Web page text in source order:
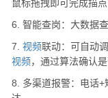
鼠标拖拽即可完成描点
6. 智能查岗：大数据
7. 视频联动：可自动
视频，通过算法确认
8. 多渠道报警：电话+